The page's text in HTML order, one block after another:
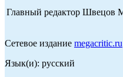
Главный редактор Швецов
Сетевое издание megacritic.ru
Язык(и): русский